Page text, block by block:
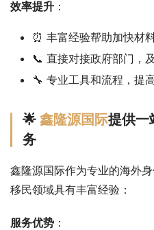
效率提升 ：
⏰ 丰富经验帮助加快材
📞 直接对接政府部门，
🔧 专业工具和流程，提
🌟 鑫隆源国际提供一
务
鑫隆源国际作为专业的海外
移民领域具有丰富经验：
服务优势 ：